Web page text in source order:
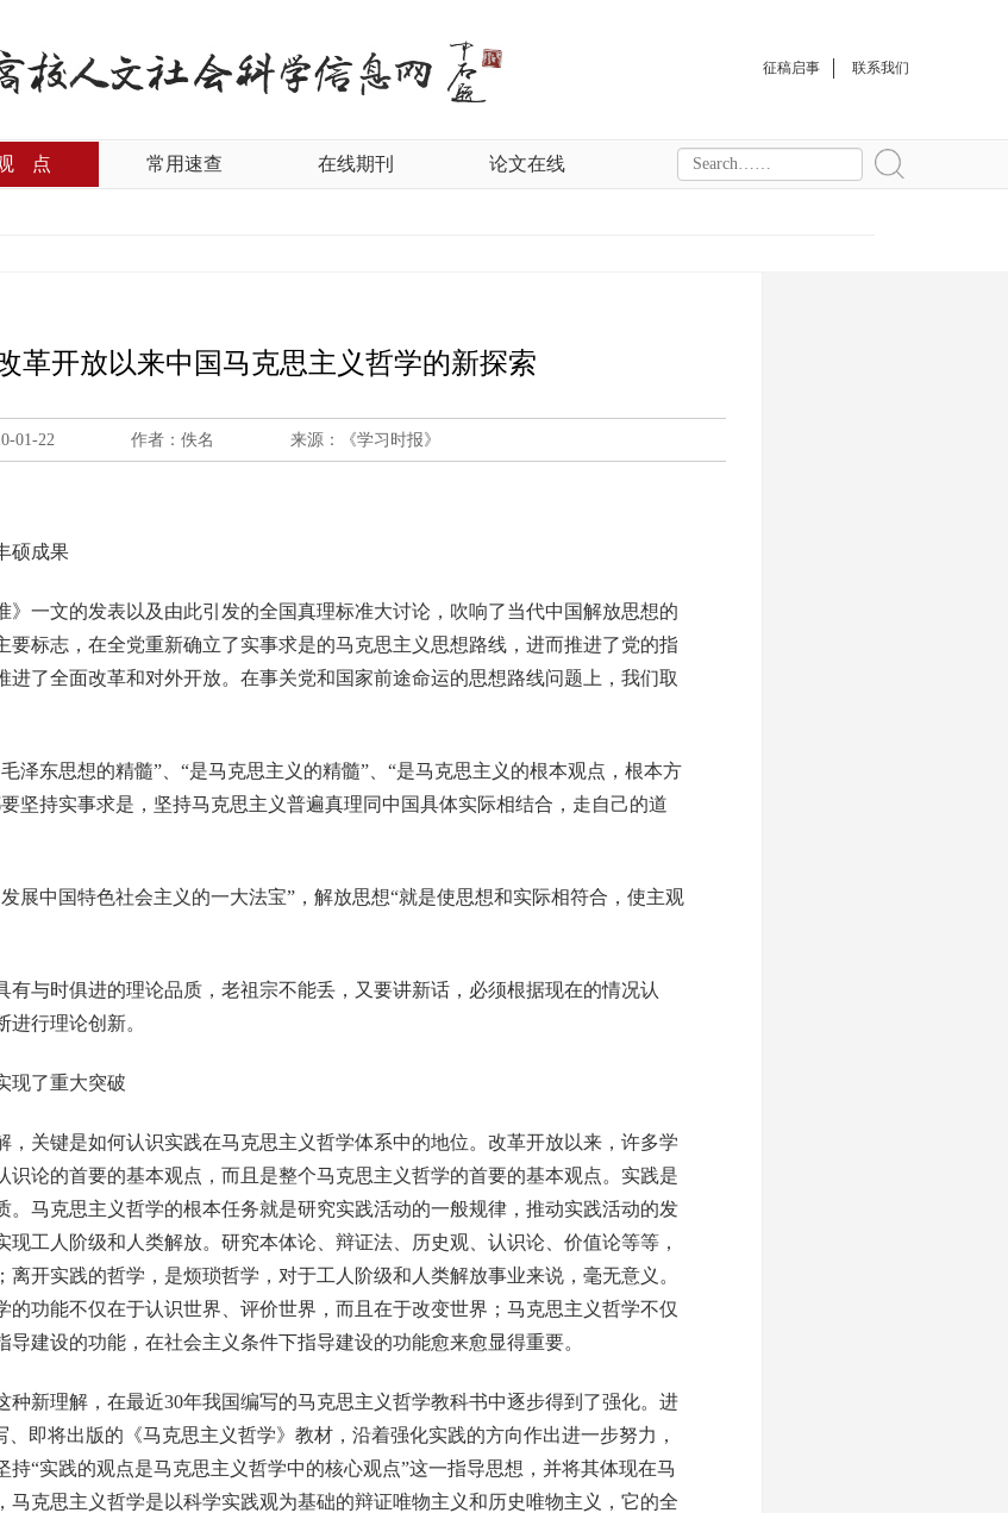
征稿启事 联系我们
点 常用速查 在线期刊 论文在线
革开放以来中国马克思主义哲学的新探索
01-22 作者：佚名 来源：《学习时报》
硕成果
一文的发表以及由此引发的全国真理标准大讨论，吹响了当代中国解放思想的
要标志，在全党重新确立了实事求是的马克思主义思想路线，进而推进了党的指
进了全面改革和对外开放。在事关党和国家前途命运的思想路线问题上，我们取
东思想的精髓”、“是马克思主义的精髓”、“是马克思主义的根本观点，根本方
坚持实事求是，坚持马克思主义普遍真理同中国具体实际相结合，走自己的道
中国特色社会主义的一大法宝”，解放思想“就是使思想和实际相符合，使主观
与时俱进的理论品质，老祖宗不能丢，又要讲新话，必须根据现在的情况认
行理论创新。
了重大突破
关键是如何认识实践在马克思主义哲学体系中的地位。改革开放以来，许多学
识论的首要的基本观点，而且是整个马克思主义哲学的首要的基本观点。实践是
。马克思主义哲学的根本任务就是研究实践活动的一般规律，推动实践活动的发
现工人阶级和人类解放。研究本体论、辩证法、历史观、认识论、价值论等等，
开实践的哲学，是烦琐哲学，对于工人阶级和人类解放事业来说，毫无意义。
的功能不仅在于认识世界、评价世界，而且在于改变世界；马克思主义哲学不仅
建设的功能，在社会主义条件下指导建设的功能愈来愈显得重要。
新理解，在最近30年我国编写的马克思主义哲学教科书中逐步得到了强化。进
、即将出版的《马克思主义哲学》教材，沿着强化实践的方向作出进一步努力，
持“实践的观点是马克思主义哲学中的核心观点”这一指导思想，并将其体现在马
马克思主义哲学是以科学实践观为基础的辩证唯物主义和历史唯物主义，它的全